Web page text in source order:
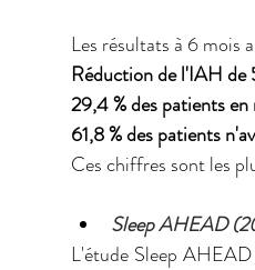
Les résultats à 6 mois
Réduction de l'IAH de
29,4 % des patients
61,8 % des patients
Ces chiffres sont les
Sleep AHEAD
L'étude Sleep